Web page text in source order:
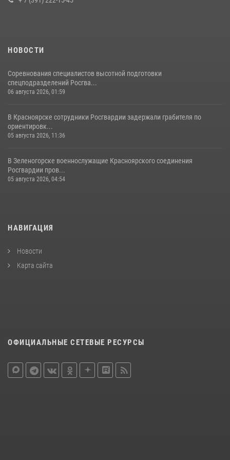
НОВОСТИ
Соревнования специалистов высотной подготовки
спецподразделений Росгва...
06 августа 2026, 01:59
В Красноярске сотрудники Росгвардии задержали грабителя по
ориентировк...
05 августа 2026, 11:36
В Зеленогорске военнослужащие Красноярского соединения
Росгвардии пров...
05 августа 2026, 04:54
НАВИГАЦИЯ
Новости
Карта сайта
ОФИЦИАЛЬНЫЕ СЕТЕВЫЕ РЕСУРСЫ